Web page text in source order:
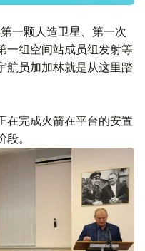
一颗人造卫星、第一次
一组空间站成员组发射等
航员加加林就是从这里踏
在完成火箭在平台的安置
。